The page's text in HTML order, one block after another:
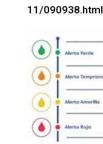
11/090938.html